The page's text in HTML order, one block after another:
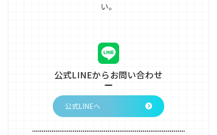
い。
公式LINEからお問い合わせ
公式LINEへ